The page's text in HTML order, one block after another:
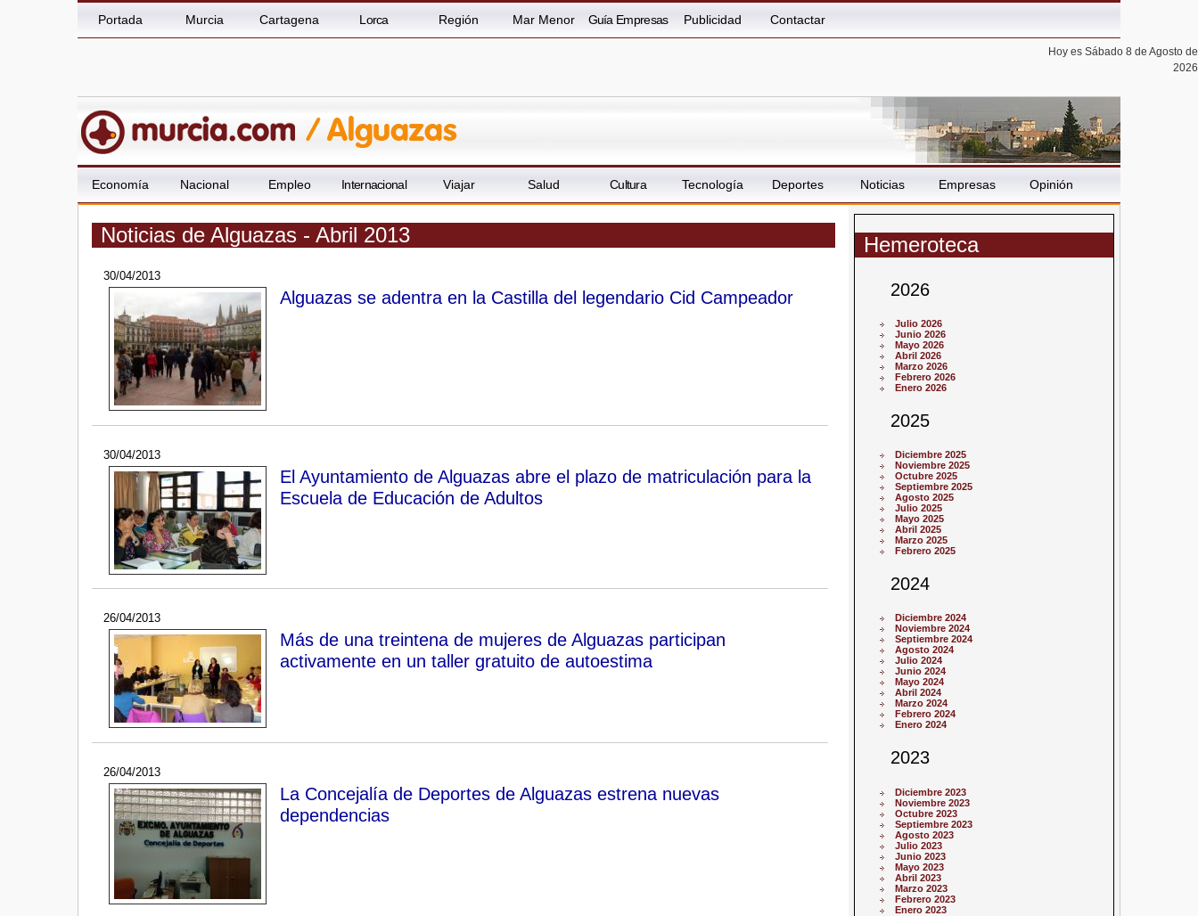
Portada Murcia Cartagena Lorca Región Mar Menor Guía Empresas Publicidad Contactar
Hoy es Sábado 8 de Agosto de
2026
Economía Nacional Empleo Internacional Viajar Salud Cultura Tecnología Deportes Noticias Empresas Opinión
Noticias de Alguazas - Abril 2013
30/04/2013
Alguazas se adentra en la Castilla del legendario Cid Campeador
30/04/2013
El Ayuntamiento de Alguazas abre el plazo de matriculación para la
Escuela de Educación de Adultos
26/04/2013
Más de una treintena de mujeres de Alguazas participan
activamente en un taller gratuito de autoestima
26/04/2013
La Concejalía de Deportes de Alguazas estrena nuevas
dependencias
Hemeroteca
2026
Julio 2026
Junio 2026
Mayo 2026
Abril 2026
Marzo 2026
Febrero 2026
Enero 2026
2025
Diciembre 2025
Noviembre 2025
Octubre 2025
Septiembre 2025
Agosto 2025
Julio 2025
Mayo 2025
Abril 2025
Marzo 2025
Febrero 2025
2024
Diciembre 2024
Noviembre 2024
Septiembre 2024
Agosto 2024
Julio 2024
Junio 2024
Mayo 2024
Abril 2024
Marzo 2024
Febrero 2024
Enero 2024
2023
Diciembre 2023
Noviembre 2023
Octubre 2023
Septiembre 2023
Agosto 2023
Julio 2023
Junio 2023
Mayo 2023
Abril 2023
Marzo 2023
Febrero 2023
Enero 2023